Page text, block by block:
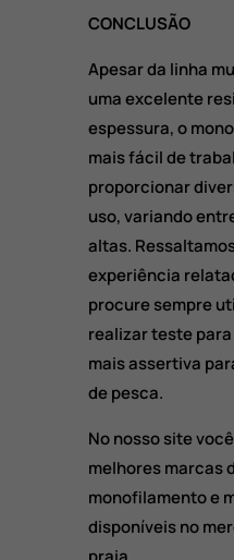
CONCLUSÃO
Apesar da linha
uma excelente
espessura, o
mais fácil de
proporcionar
uso, variando
altas.
experiência
procure sempre
realizar teste
mais assertiva
de pesca.
No nosso site
melhores marcas
monofilamento e
disponíveis no